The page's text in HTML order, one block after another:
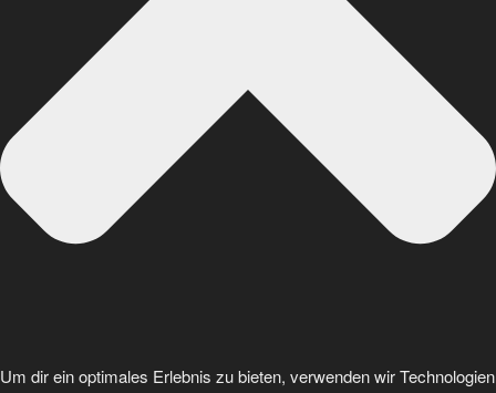
Um dir ein optimales Erlebnis zu bieten, verwenden wir Technologien